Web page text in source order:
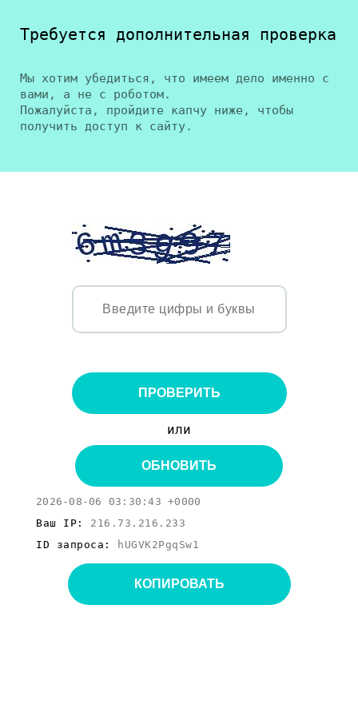
Требуется дополнительная проверка
Мы хотим убедиться, что имеем дело именно с
вами, а не с роботом.
Пожалуйста, пройдите капчу ниже, чтобы
получить доступ к сайту.
ПРОВЕРИТЬ
или
ОБНОВИТЬ
2026-08-06 03:30:43 +0000
Ваш IP: 216.73.216.233
ID запроса:
hUGVK2PgqSw1
КОПИРОВАТЬ